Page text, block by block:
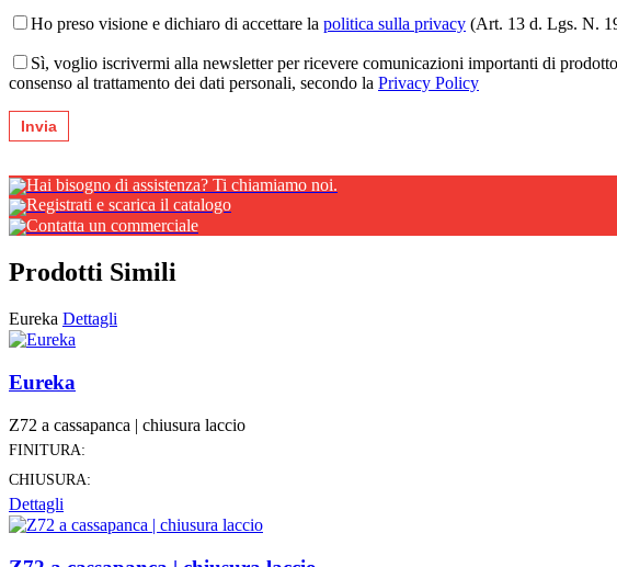
Ho preso visione e dichiaro di accettare la politica sulla privacy (Art. 13 d. Lgs. N.
Sì, voglio iscrivermi alla newsletter per ricevere comunicazioni importanti di
consenso al trattamento dei dati personali, secondo la Privacy Policy
Hai bisogno di assistenza? Ti chiamiamo noi.
Registrati e scarica il catalogo
Contatta un commerciale
Prodotti Simili
Eureka Dettagli
Eureka
Z72 a cassapanca | chiusura laccio
FINITURA:
CHIUSURA:
Dettagli